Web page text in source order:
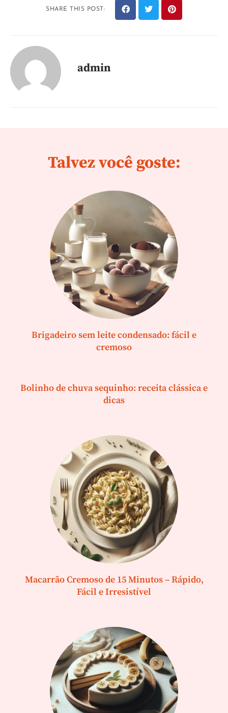
SHARE THIS POST:
admin
Talvez você goste:
Brigadeiro sem leite condensado: fácil e
cremoso
Bolinho de chuva sequinho: receita clássica e
dicas
Macarrão Cremoso de 15 Minutos – Rápido,
Fácil e Irresistível